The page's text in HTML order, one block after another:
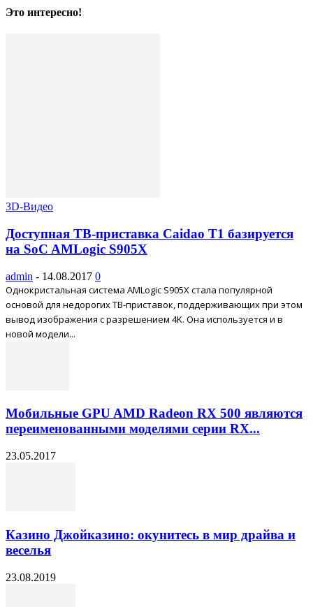
Это интересно!
3D-Видео
Доступная ТВ-приставка Caidao T1 базируется
на SoC AMLogic S905X
admin - 14.08.2017 0
Однокристальная система AMLogic S905X стала популярной
основой для недорогих ТВ-приставок, поддерживающих при этом
вывод изображения с разрешением 4K. Она используется и в
новой модели...
Мобильные GPU AMD Radeon RX 500 являются
переименованными моделями серии RX...
23.05.2017
Казино Джойказино: окунитесь в мир драйва и
веселья
23.08.2019